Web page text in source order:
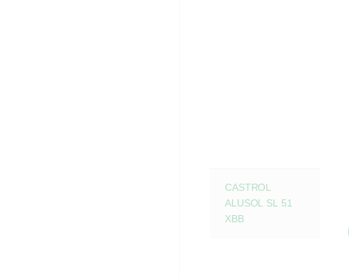
CASTROL
ALUSOL SL 51
XBB